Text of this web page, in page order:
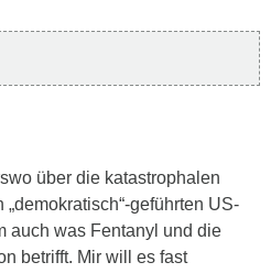
über die katastrophalen
geführten US-
auch was Fentanyl und die
betrifft. Mir will es fast